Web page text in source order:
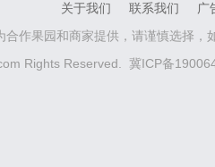
关于我们 联系我们 广
合作果园和商家提供，请谨慎选择
Rights Reserved. 冀ICP备